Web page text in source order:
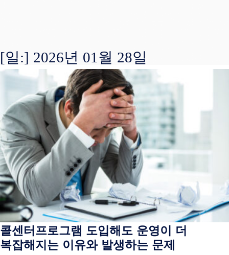
[일:] 2026년 01월 28일
콜센터프로그램 도입해도 운영이 더
복잡해지는 이유와 발생하는 문제